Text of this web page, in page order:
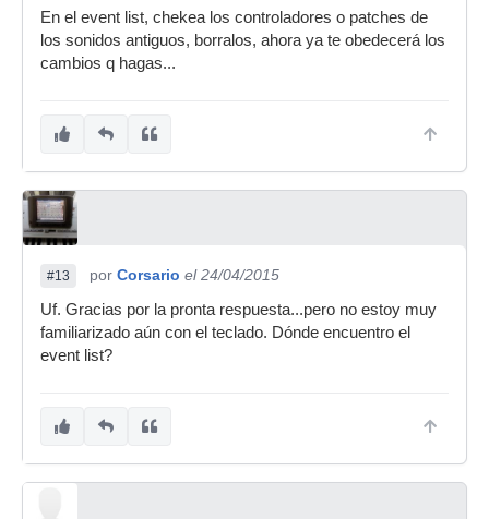
En el event list, chekea los controladores o patches de
los sonidos antiguos, borralos, ahora ya te obedecerá los
cambios q hagas...
#13 por Corsario el 24/04/2015
Uf. Gracias por la pronta respuesta...pero no estoy muy
familiarizado aún con el teclado. Dónde encuentro el
event list?